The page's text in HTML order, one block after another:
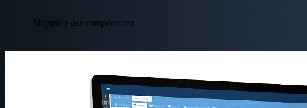
Mapping des compétences